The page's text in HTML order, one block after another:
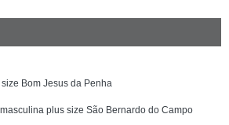
Bom Jesus da Penha
plus size São Bernardo do Campo